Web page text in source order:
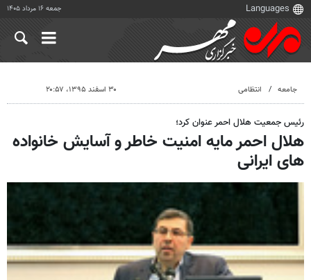
جمعه ۱۶ مرداد ۱۴۰۵
جامعه انتظامی ۳۰ اسفند ۱۳۹۵، ۲۰:۵۷
رئیس جمعیت هلال احمر عنوان کرد؛
هلال احمر مایه امنیت خاطر و آسایش خانواده
های ایرانی